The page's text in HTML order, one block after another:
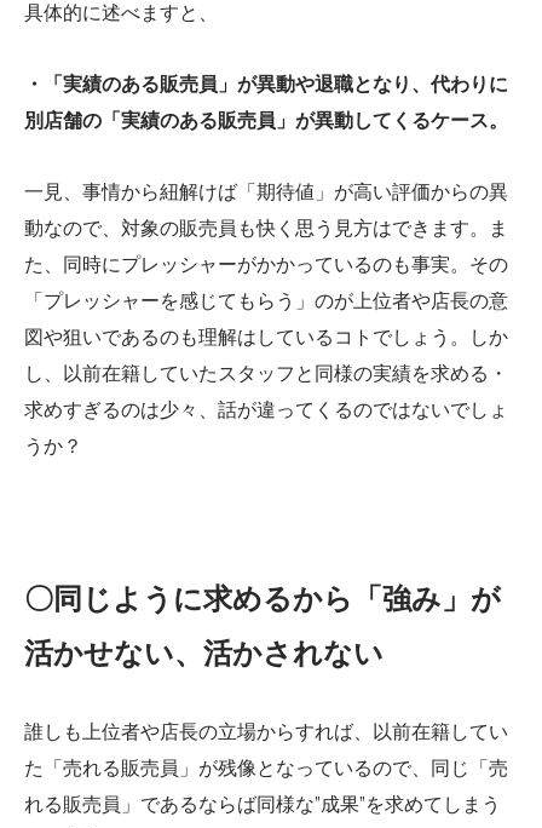
具体的に述べますと、
・「実績のある販売員」が異動や退職となり、代わりに
別店舗の「実績のある販売員」が異動してくるケース。
一見、事情から紐解けば「期待値」が高い評価からの異
動なので、対象の販売員も快く思う見方はできます。ま
た、同時にプレッシャーがかかっているのも事実。その
「プレッシャーを感じてもらう」のが上位者や店長の意
図や狙いであるのも理解はしているコトでしょう。しか
し、以前在籍していたスタッフと同様の実績を求める・
求めすぎるのは少々、話が違ってくるのではないでしょ
うか？
〇同じように求めるから「強み」が
活かせない、活かされない
誰しも上位者や店長の立場からすれば、以前在籍してい
た「売れる販売員」が残像となっているので、同じ「売
れる販売員」であるならば同様な”成果”を求めてしまう